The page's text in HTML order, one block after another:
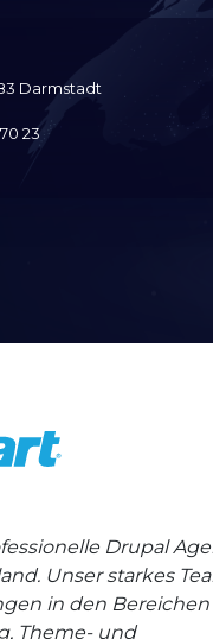
Darmstadt
23
Drupal
Unser starkes
in den Bereichen
Theme- und